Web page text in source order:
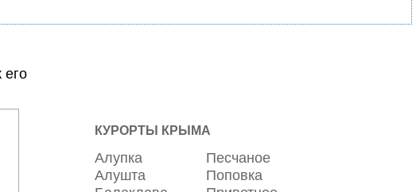
его
КУРОРТЫ КРЫМА
Алупка
Алушта
Песчаное
Поповка